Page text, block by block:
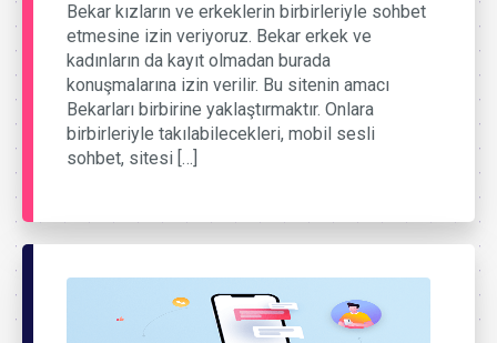
Bekar kızların ve erkeklerin birbirleriyle sohbet
etmesine izin veriyoruz. Bekar erkek ve
kadınların da kayıt olmadan burada
konuşmalarına izin verilir. Bu sitenin amacı
Bekarları birbirine yaklaştırmaktır. Onlara
birbirleriyle takılabilecekleri, mobil sesli
sohbet, sitesi […]